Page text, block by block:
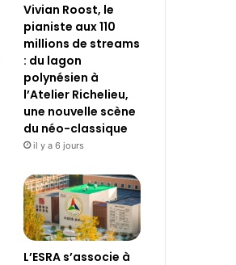
Vivian Roost, le
pianiste aux 110
millions de streams
: du lagon
polynésien à
l’Atelier Richelieu,
une nouvelle scène
du néo-classique
il y a 6 jours
L’ESRA s’associe à